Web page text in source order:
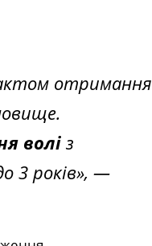
отримання
воліз
3 років», —